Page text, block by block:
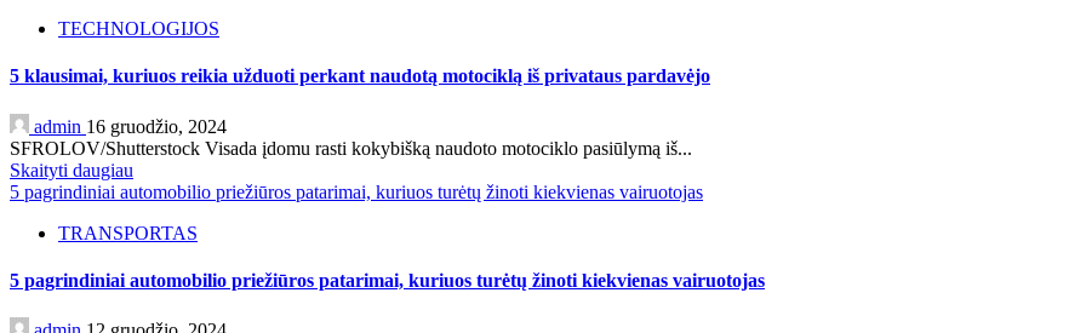
TECHNOLOGIJOS
5 klausimai, kuriuos reikia užduoti perkant naudotą motociklą iš privataus pardavėjo
admin 16 gruodžio, 2024
SFROLOV/Shutterstock Visada įdomu rasti kokybišką naudoto motociklo pasiūlymą iš...
Skaityti daugiau
5 pagrindiniai automobilio priežiūros patarimai, kuriuos turėtų žinoti kiekvienas vairuotojas
TRANSPORTAS
5 pagrindiniai automobilio priežiūros patarimai, kuriuos turėtų žinoti kiekvienas vairuotojas